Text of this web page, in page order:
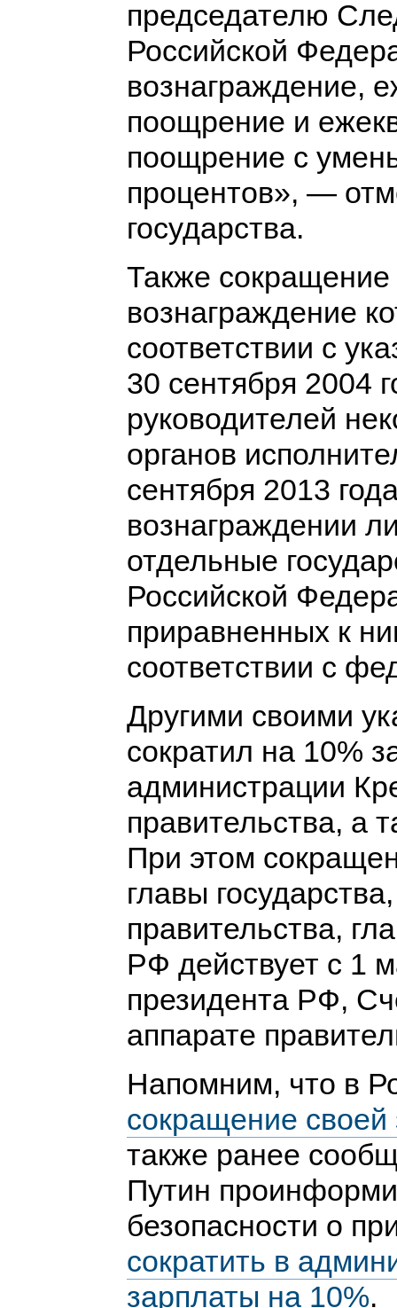
председателю
Российской
вознаграждение,
поощрение и
поощрение с
процентов», —
государства.
Также
вознаграждение
соответствии с
30 сентября 2004
руководителей
органов
сентября 2013
вознаграждении
отдельные
Российской
приравненных к
соответствии с
Другими своими
сократил на 10%
администрации
правительства, а
При этом
главы
правительства,
РФ действует с 1
президента РФ,
аппарате
Напомним, что в
сокращение своей
также ранее
Путин
безопасности о
сократить в
зарплаты на 10%.